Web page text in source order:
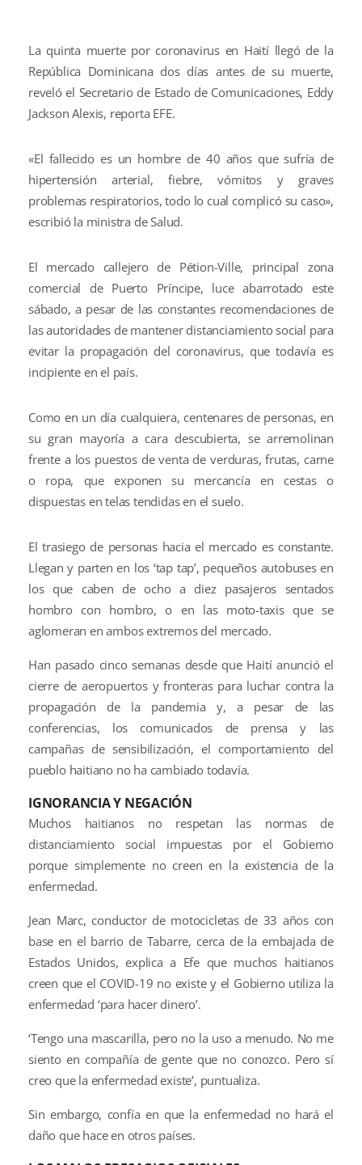
La quinta muerte por coronavirus en Haití llegó de la
República Dominicana dos días antes de su muerte,
reveló el Secretario de Estado de Comunicaciones, Eddy
Jackson Alexis, reporta EFE.
«El fallecido es un hombre de 40 años que sufría de
hipertensión arterial, fiebre, vómitos y graves
problemas respiratorios, todo lo cual complicó su caso»,
escribió la ministra de Salud.
El mercado callejero de Pétion-Ville, principal zona
comercial de Puerto Príncipe, luce abarrotado este
sábado, a pesar de las constantes recomendaciones de
las autoridades de mantener distanciamiento social para
evitar la propagación del coronavirus, que todavía es
incipiente en el país.
Como en un día cualquiera, centenares de personas, en
su gran mayoría a cara descubierta, se arremolinan
frente a los puestos de venta de verduras, frutas, carne
o ropa, que exponen su mercancía en cestas o
dispuestas en telas tendidas en el suelo.
El trasiego de personas hacia el mercado es constante.
Llegan y parten en los ‘tap tap’, pequeños autobuses en
los que caben de ocho a diez pasajeros sentados
hombro con hombro, o en las moto-taxis que se
aglomeran en ambos extremos del mercado.
Han pasado cinco semanas desde que Haití anunció el
cierre de aeropuertos y fronteras para luchar contra la
propagación de la pandemia y, a pesar de las
conferencias, los comunicados de prensa y las
campañas de sensibilización, el comportamiento del
pueblo haitiano no ha cambiado todavía.
IGNORANCIA Y NEGACIÓN
Muchos haitianos no respetan las normas de
distanciamiento social impuestas por el Gobierno
porque simplemente no creen en la existencia de la
enfermedad.
Jean Marc, conductor de motocicletas de 33 años con
base en el barrio de Tabarre, cerca de la embajada de
Estados Unidos, explica a Efe que muchos haitianos
creen que el COVID-19 no existe y el Gobierno utiliza la
enfermedad ‘para hacer dinero’.
‘Tengo una mascarilla, pero no la uso a menudo. No me
siento en compañía de gente que no conozco. Pero sí
creo que la enfermedad existe’, puntualiza.
Sin embargo, confía en que la enfermedad no hará el
daño que hace en otros países.